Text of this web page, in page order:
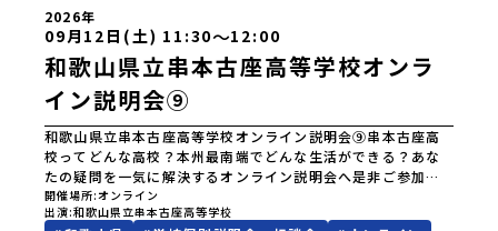
県立岩泉高等学校岩手県立種市高等学校宮城県中新田高等学
校秋田県立男鹿海洋高等学校秋田県立矢島高等学校秋田県立
角館高等学校秋田県立鹿角高等学校山形県立谷地高等学校山
形県立長井工業高等学校山形県立新庄神室産業高等学校金山
校山形県立高畠高等学校山形県立小国高等学校福島県立川俣
高等学校福島県立只見高等学校福島県立猪苗代高等学校福島
県立川口高等学校 関東 茨城県立大子清流高等学校 中
部 新潟県立村上高等学校新潟県立佐渡高等学校新潟県立佐
渡総合高等学校新潟県立羽茂高等学校新潟県立加茂農林高等
学校新潟県立国際情報高等学校石川県立能登高等学校福井県
立若狭高等学校長野県木曽青峰高等学校長野県白馬高等学校
2026年
09月12日(土) 11:30〜12:00
和歌山県立串本古座高等学校オンラ
イン説明会⑨
和歌山県立串本古座高等学校オンライン説明会⑨串本古座高
校ってどんな高校？本州最南端でどんな生活ができる？あな
たの疑問を一気に解決するオンライン説明会へ是非ご参加く
ださい。本州最南端に宇宙留学する「宇宙探究コース」豊か
な地域資源から体験的に学ぶ「地域探究コース」あなたの青
開催場所 オンライン
出演 和歌山県立串本古座高等学校